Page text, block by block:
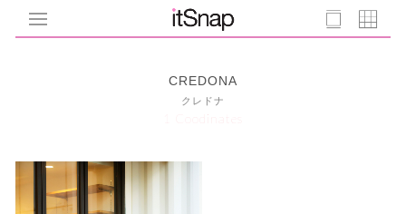
CREDONA
クレドナ
1 Coodinates